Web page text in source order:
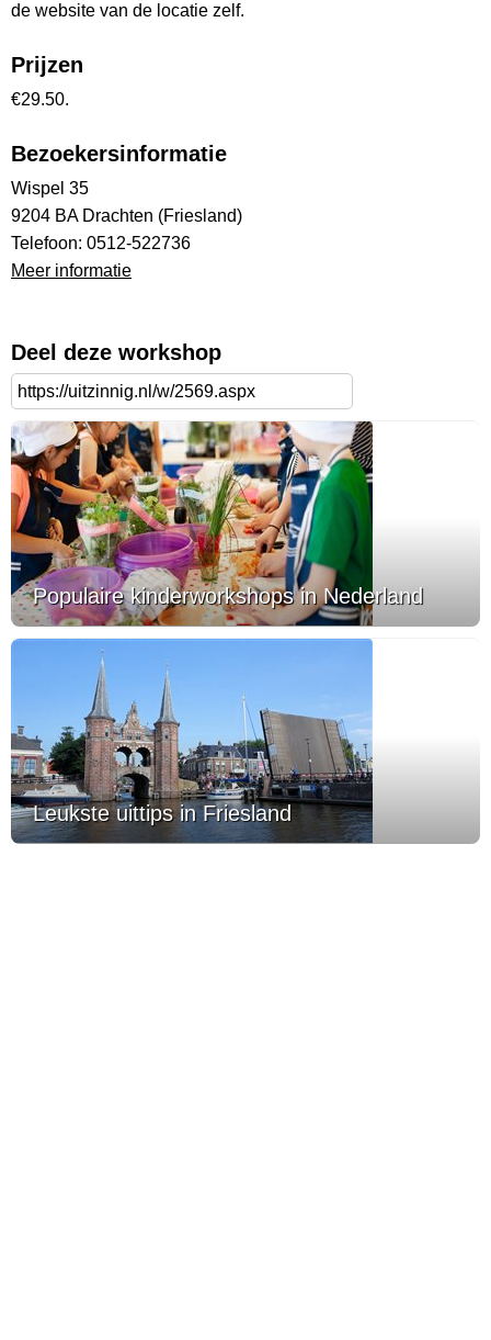
de website van de locatie zelf.
Prijzen
€29.50.
Bezoekersinformatie
Wispel 35
9204 BA Drachten (Friesland)
Telefoon: 0512-522736
Meer informatie
Deel deze workshop
Populaire kinderworkshops in Nederland
Leukste uittips in Friesland